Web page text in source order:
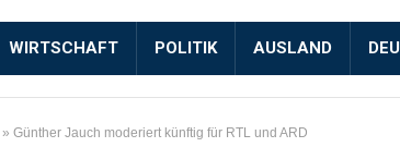
WIRTSCHAFT POLITIK AUSLAND
» Günther Jauch moderiert künftig für RTL und ARD